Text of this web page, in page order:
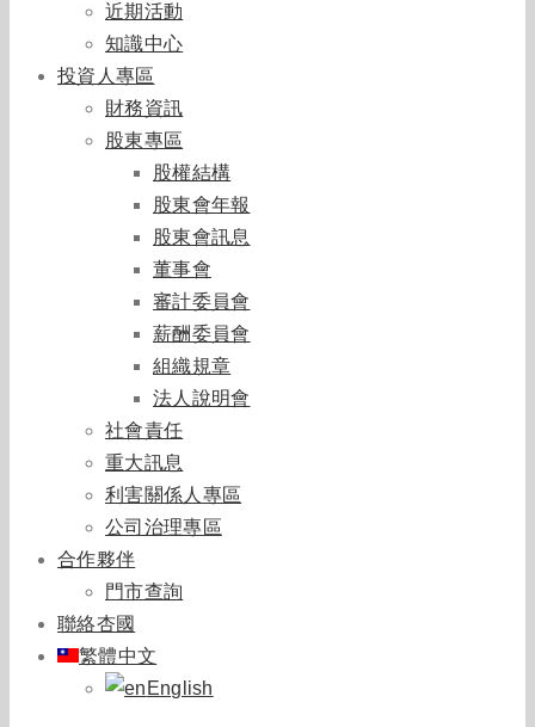
近期活動
知識中心
投資人專區
財務資訊
股東專區
股權結構
股東會年報
股東會訊息
董事會
審計委員會
薪酬委員會
組織規章
法人說明會
社會責任
重大訊息
利害關係人專區
公司治理專區
合作夥伴
門市查詢
聯絡杏國
繁體中文
English